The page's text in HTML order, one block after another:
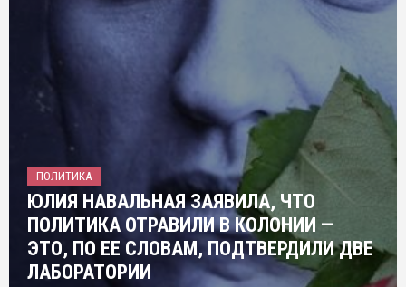
ПОЛИТИКА
ЮЛИЯ НАВАЛЬНАЯ ЗАЯВИЛА, ЧТО
ПОЛИТИКА ОТРАВИЛИ В КОЛОНИИ —
ЭТО, ПО ЕЕ СЛОВАМ, ПОДТВЕРДИЛИ ДВЕ
ЛАБОРАТОРИИ